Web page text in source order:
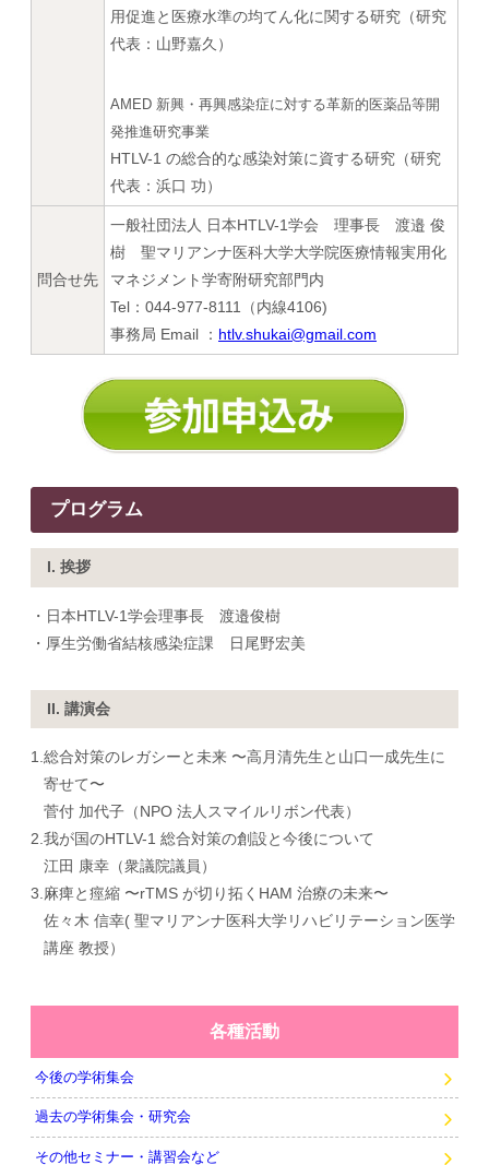
用促進と医療水準の均てん化に関する研究（研究
代表：山野嘉久）
AMED 新興・再興感染症に対する革新的医薬品等開
発推進研究事業
HTLV-1 の総合的な感染対策に資する研究（研究
代表：浜口 功）
問合せ先
一般社団法人 日本HTLV-1学会 理事長 渡邉 俊
樹 聖マリアンナ医科大学大学院医療情報実用化
マネジメント学寄附研究部門内
Tel：044-977-8111（内線4106)
事務局 Email ： htlv.shukai@gmail.com
プログラム
I. 挨拶
・日本HTLV-1学会理事長 渡邉俊樹
・厚生労働省結核感染症課 日尾野宏美
II. 講演会
1. 総合対策のレガシーと未来 〜高月清先生と山口一成先生に
寄せて〜
菅付 加代子（NPO 法人スマイルリボン代表）
2. 我が国のHTLV-1 総合対策の創設と今後について
江田 康幸（衆議院議員）
3. 麻痺と痙縮 〜rTMS が切り拓くHAM 治療の未来〜
佐々木 信幸( 聖マリアンナ医科大学リハビリテーション医学
講座 教授）
各種活動
今後の学術集会
過去の学術集会・研究会
その他セミナー・講習会など